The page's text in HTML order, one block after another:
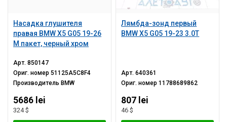
Насадка глушителя
правая BMW X5 G05 19-26
M пакет, черный хром
Арт.850147
Ориг. номер51125A5C8F4
Производитель BMW
5686 lei
324 $
Лямбда-зонд первый
BMW X5 G05 19-23 3.0T
Арт.640361
Ориг. номер11788689862
807 lei
46 $